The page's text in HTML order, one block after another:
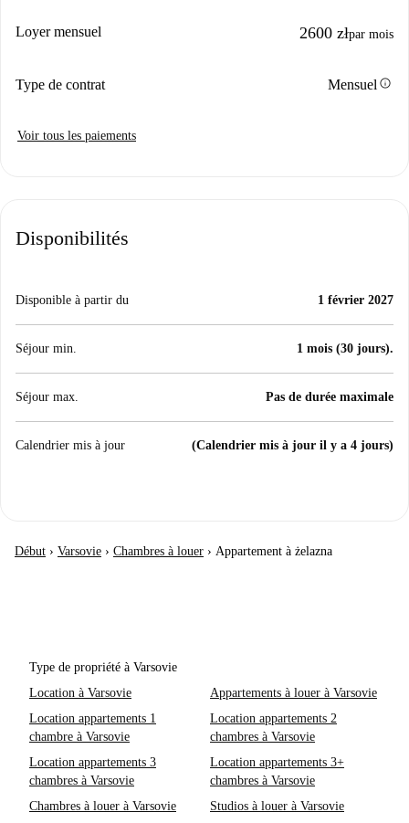
Loyer mensuel 2600 złpar mois
Type de contrat Mensuel info
Voir tous les paiements
Disponibilités
Disponible à partir du 1 février 2027
Séjour min. 1 mois (30 jours).
Séjour max. Pas de durée maximale
Calendrier mis à jour (Calendrier mis à jour il y a 4 jours)
Début › Varsovie › Chambres à louer › Appartement à żelazna
Type de propriété à Varsovie
Location à Varsovie
Appartements à louer à Varsovie
Location appartements 1
chambre à Varsovie
Location appartements 2
chambres à Varsovie
Location appartements 3
chambres à Varsovie
Location appartements 3+
chambres à Varsovie
Chambres à louer à Varsovie
Studios à louer à Varsovie